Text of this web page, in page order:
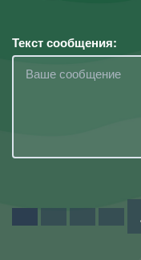
Текст сообщения: